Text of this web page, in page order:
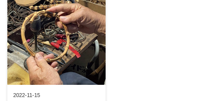
2022-11-15